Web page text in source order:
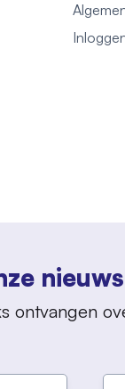
ontvangen